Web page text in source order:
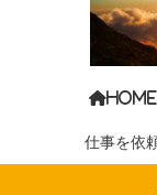
HOME
仕事を依